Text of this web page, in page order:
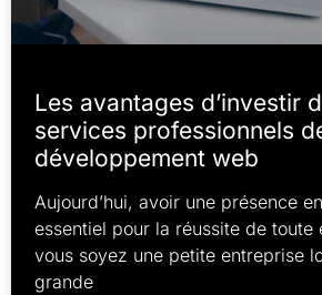
Les avantages d’investir
services professionnels
développement web
Aujourd’hui, avoir une présence
essentiel pour la réussite de toute
vous soyez une petite entreprise
grande